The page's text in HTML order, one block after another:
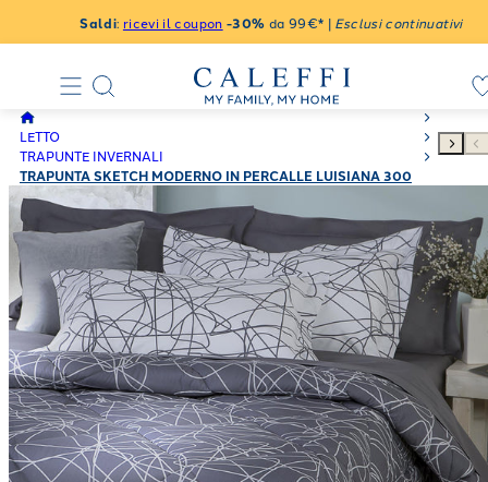
Saldi: ricevi il coupon -30% da 99€* | Esclusi continuativi
LETTO
TRAPUNTE INVERNALI
TRAPUNTA SKETCH MODERNO IN PERCALLE LUISIANA 300
GR/MQ CORALLO